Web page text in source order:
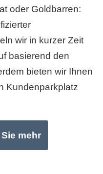
oder Goldbarren:
wir in kurzer Zeit
basierend den
bieten wir Ihnen
Kundenparkplatz
mehr